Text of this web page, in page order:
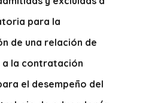
para la
de una relación de
a la contratación
el desempeño del